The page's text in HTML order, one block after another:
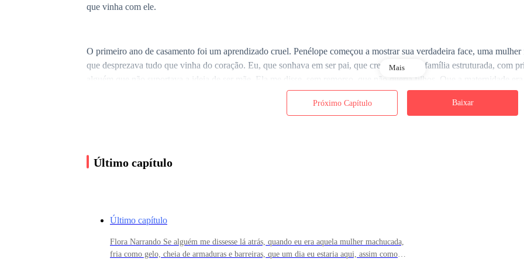
que vinha com ele.
O primeiro ano de casamento foi um aprendizado cruel. Penélope começou a mostrar sua verdadeira face, uma
que desprezava tudo que vinha do coração. Eu, que sonhava em ser pai, que cresci em uma família estruturada, com
alguém que não suportava a ideia de ser mãe. Ela me disse, sem remorso, que não queria filhos. Que a maternidade
Mas a verdade? Penélope nunca me amou.
As mentiras começaram a surgir como rachaduras em uma parede mal construída. Amigos que desviavam os olhos
mensagens trocadas à meia-noite... Tudo indicava o que eu, no fundo, já sabia. Ela me traía. Saía à noite com amigas,
ensaiados.
Mais
Próximo Capítulo Baixar
Último capítulo
Último capítulo
Flora Narrando Se alguém me dissesse lá atrás, quando eu era aquela mulher machucada,
fria como gelo, cheia de armaduras e barreiras, que um dia eu estaria aqui, assim como